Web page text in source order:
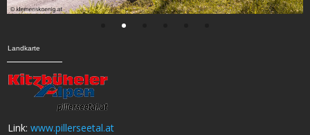
Landkarte
Link: www.pillerseetal.at